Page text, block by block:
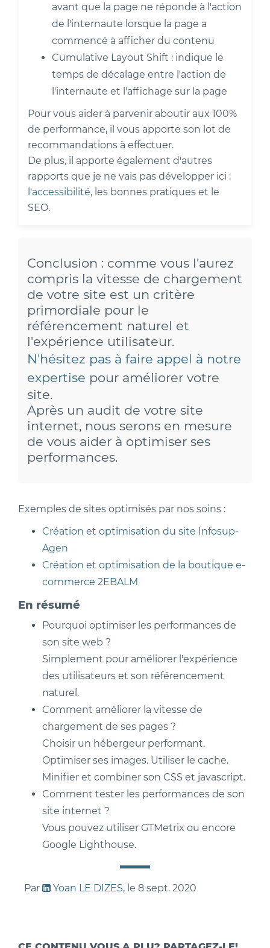
avant que la page ne réponde à l'action
de l'internaute lorsque la page a
commencé à afficher du contenu
Cumulative Layout Shift : indique le
temps de décalage entre l'action de
l'internaute et l'affichage sur la page
Pour vous aider à parvenir aboutir aux 100%
de performance, il vous apporte son lot de
recommandations à effectuer.
De plus, il apporte également d'autres
rapports que je ne vais pas développer ici :
l'accessibilité, les bonnes pratiques et le
SEO.
Conclusion : comme vous l'aurez
compris la vitesse de chargement
de votre site est un critère
primordiale pour le
référencement naturel et
l'expérience utilisateur.
N'hésitez pas à faire appel à notre
expertise pour améliorer votre
site.
Après un audit de votre site
internet, nous serons en mesure
de vous aider à optimiser ses
performances.
Exemples de sites optimisés par nos soins :
Création et optimisation du site Infosup-
Agen
Création et optimisation de la boutique e-
commerce 2EBALM
En résumé
Pourquoi optimiser les performances de
son site web ?
Simplement pour améliorer l'expérience
des utilisateurs et son référencement
naturel.
Comment améliorer la vitesse de
chargement de ses pages ?
Choisir un hébergeur performant.
Optimiser ses images. Utiliser le cache.
Minifier et combiner son CSS et javascript.
Comment tester les performances de son
site internet ?
Vous pouvez utiliser GTMetrix ou encore
Google Lighthouse.
Par Yoan LE DIZES, le 8 sept. 2020